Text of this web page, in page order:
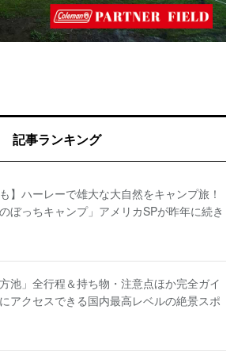
記事ランキング
も】ハーレーで雄大な大自然をキャンプ旅！
のぼっちキャンプ」アメリカSPが昨年に続き
池」全行程＆持ち物・注意点ほか完全ガイ
アクセスできる国内最高レベルの絶景スポ